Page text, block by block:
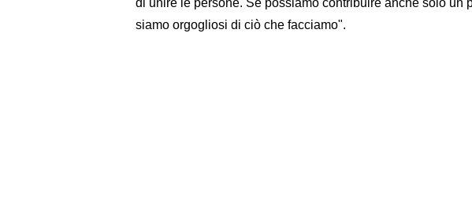
di unire le persone. Se possiamo contribuire anche solo un
siamo orgogliosi di ciò che facciamo".